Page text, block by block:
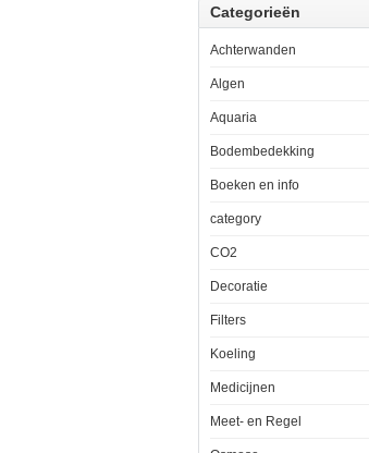
Categorieën
Achterwanden
Algen
Aquaria
Bodembedekking
Boeken en info
category
CO2
Decoratie
Filters
Koeling
Medicijnen
Meet- en Regel